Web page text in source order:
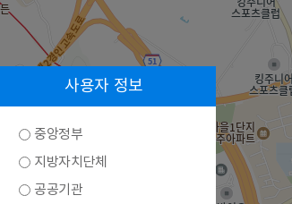
사용자 정보
중앙정부
지방자치단체
공공기관